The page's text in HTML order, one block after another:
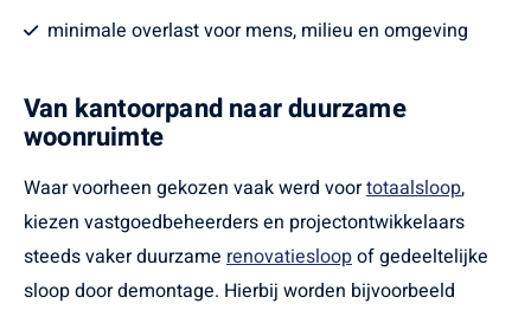
minimale overlast voor mens, milieu en omgeving
Van kantoorpand naar duurzame
woonruimte
Waar voorheen gekozen vaak werd voortotaalsloop,
kiezen vastgoedbeheerders en projectontwikkelaars
steeds vaker duurzame renovatiesloopof gedeeltelijke
sloop door demontage. Hierbij worden bijvoorbeeld